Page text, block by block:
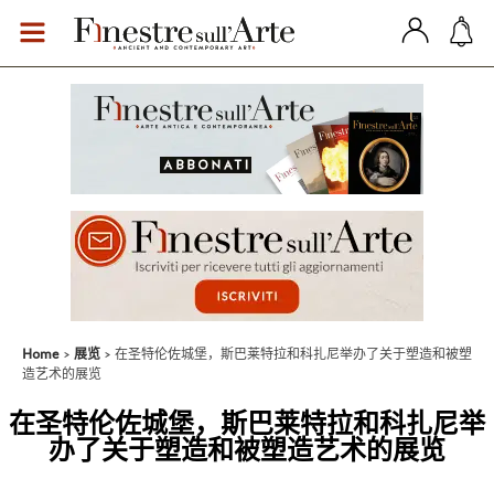
Home 展览
在圣特伦佐城堡，斯巴莱特拉和科扎尼举办了关于塑造和被塑
造艺术的展览
在圣特伦佐城堡，斯巴莱特拉和科扎尼举
办了关于塑造和被塑造艺术的展览